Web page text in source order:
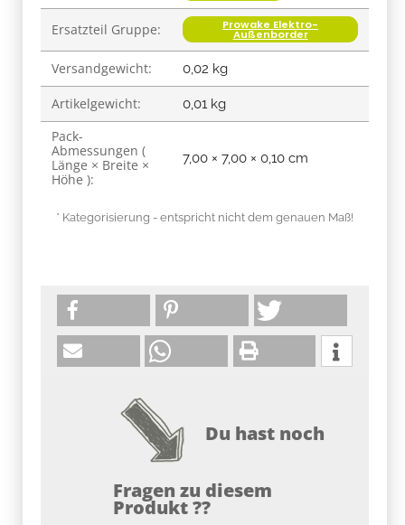
Ersatzteil Gruppe: Prowake Elektro-
Außenborder
Versandgewicht: 0,02 kg
Artikelgewicht: 0,01 kg
Pack-
Abmessungen (
Länge × Breite ×
Höhe ):
7,00 × 7,00 × 0,10 cm
* Kategorisierung - entspricht nicht dem genauen Maß!
Du hast noch
Fragen zu diesem
Produkt ??